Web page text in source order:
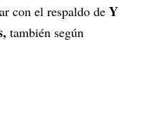
con el respaldo de Y
también según